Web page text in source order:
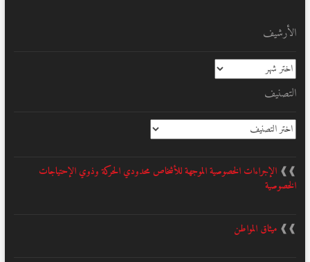
الأرشيف
الأرشيف
التصنيف
التصنيف
❱❱ الإجراءات الخصوصية الموجهة للأشخاص محدودي الحركة وذوي الإحتياجات
الخصوصية
❱❱ ميثاق المواطن